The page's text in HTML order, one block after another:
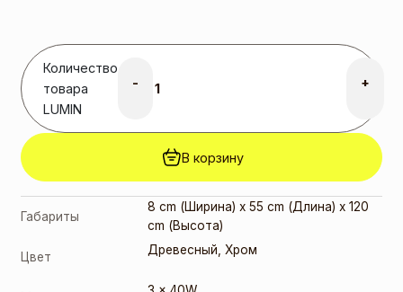
(191313)
2,00
E14 6W
E14 8W C35
2700K
FILAMENT
(358785)
Количество
товара
LUMIN
- +
В корзину
Габариты
8 cm (Ширина) x 55 cm (Длина) x 120
cm (Высота)
Цвет Древесный ,Хром